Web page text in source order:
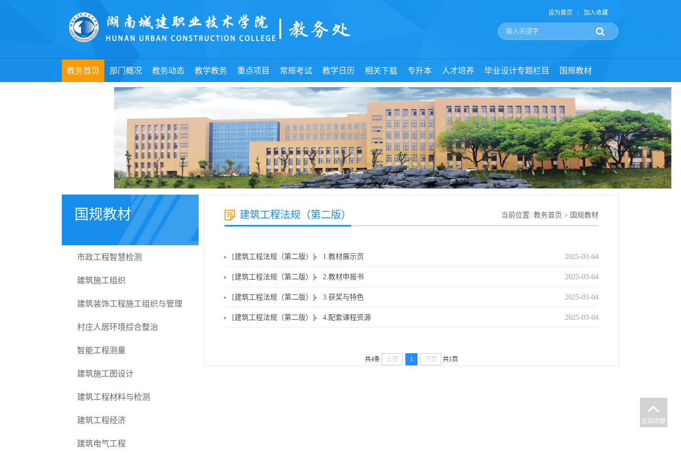
设为首页 加入收藏
教务首页 部门概况 教务动态 教学教务 重点项目 常规考试 教学日历 相关下载 专升本 人才培养 毕业设计专题栏目 国规教材
国规教材
市政工程智慧检测
建筑施工组织
建筑装饰工程施工组织与管理
村庄人居环境综合整治
智能工程测量
建筑施工图设计
建筑工程材料与检测
建筑工程经济
建筑电气工程
建筑工程法规（第二版） 当前位置: 教务首页 > 国规教材
[建筑工程法规（第二版）] 1.教材展示页 2025-03-04
[建筑工程法规（第二版）] 2.教材申报书 2025-03-04
[建筑工程法规（第二版）] 3.获奖与特色 2025-03-04
[建筑工程法规（第二版）] 4.配套课程资源 2025-03-04
共4条 上页 1 下页 共1页